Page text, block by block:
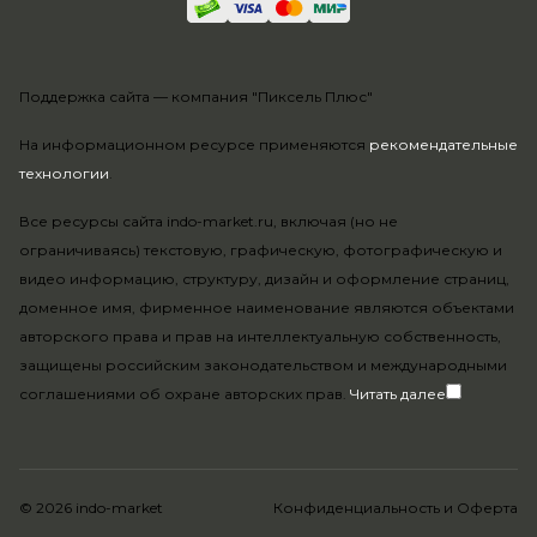
На информационном ресурсе применяются рекомендательные
технологии.
Все ресурсы сайта indo-market.ru, включая (но не
ограничиваясь) текстовую, графическую, фотографическую и
видео информацию, структуру, дизайн и оформление страниц,
доменное имя, фирменное наименование являются объектами
авторского права и прав на интеллектуальную собственность,
защищены российским законодательством и международными
соглашениями об охране авторских прав. Читать далее
Поддержка сайта — компания "Пиксель Плюс"
© 2026 indo-market Конфиденциальность и Оферта